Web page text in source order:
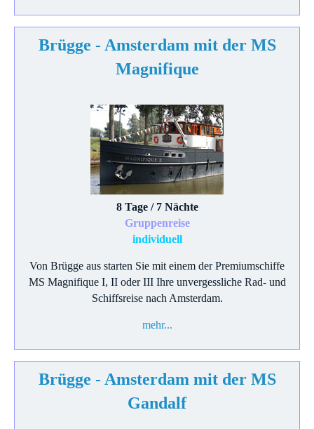
Brügge - Amsterdam mit der MS
Magnifique
8 Tage / 7 Nächte
Gruppenreise
individuell
Von Brügge aus starten Sie mit einem der Premiumschiffe
MS Magnifique I, II oder III Ihre unvergessliche Rad- und
Schiffsreise nach Amsterdam.
mehr...
Brügge - Amsterdam mit der MS
Gandalf